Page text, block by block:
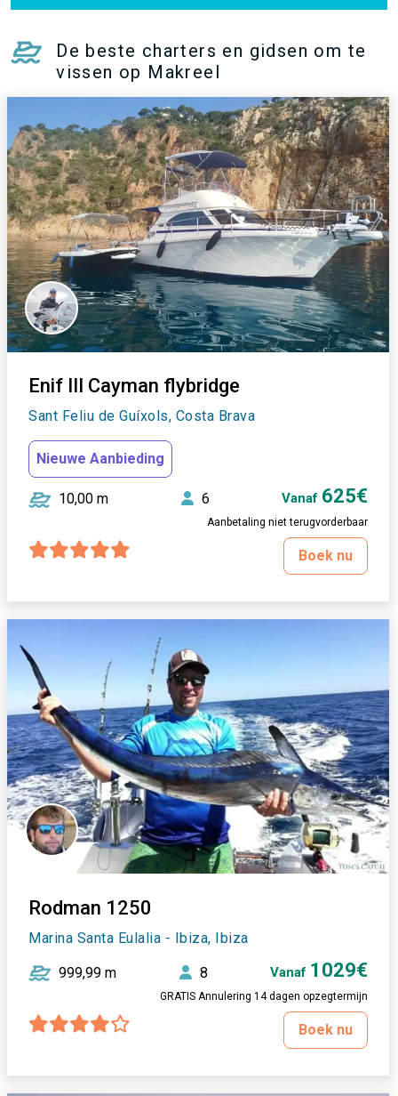
De beste charters en gidsen om te
vissen op Makreel
Enif III Cayman flybridge
Sant Feliu de Guíxols, Costa Brava
Nieuwe Aanbieding
10,00 m 6 Vanaf 625€
Aanbetaling niet terugvorderbaar
Boek nu
Rodman 1250
Marina Santa Eulalia - Ibiza, Ibiza
999,99 m 8 Vanaf 1029€
GRATIS Annulering 14 dagen opzegtermijn
Boek nu